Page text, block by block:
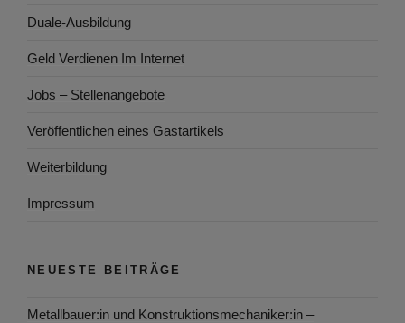
Duale-Ausbildung
Geld Verdienen Im Internet
Jobs – Stellenangebote
Veröffentlichen eines Gastartikels
Weiterbildung
Impressum
NEUESTE BEITRÄGE
Metallbauer:in und Konstruktionsmechaniker:in –